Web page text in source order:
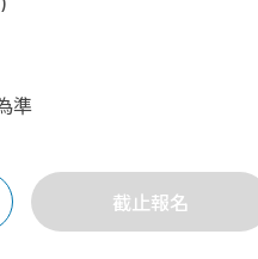
準
截止報名